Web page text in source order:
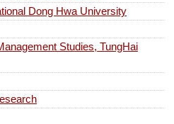
Dong Hwa University
Studies, TungHai